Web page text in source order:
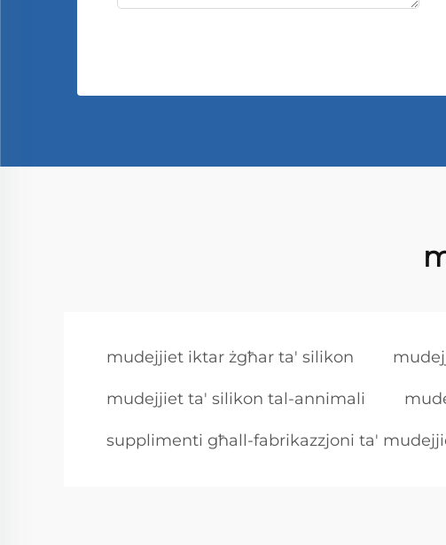
mudejjiet iktar żgħar ta' silikon
mudejjiet ta' silikon tal-annimali
supplimenti għall-fabrikazzjoni ta'